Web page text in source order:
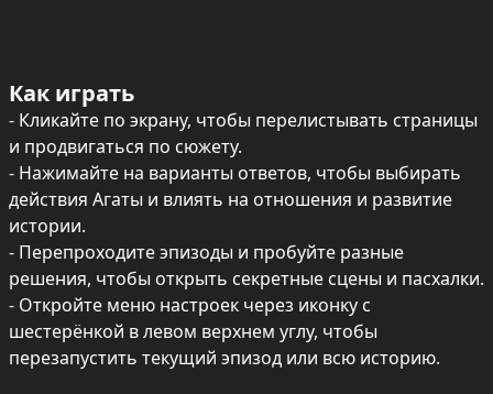
Как играть
- Кликайте по экрану, чтобы перелистывать страницы
и продвигаться по сюжету.
- Нажимайте на варианты ответов, чтобы выбирать
действия Агаты и влиять на отношения и развитие
истории.
- Перепроходите эпизоды и пробуйте разные
решения, чтобы открыть секретные сцены и пасхалки.
- Откройте меню настроек через иконку с
шестерёнкой в левом верхнем углу, чтобы
перезапустить текущий эпизод или всю историю.